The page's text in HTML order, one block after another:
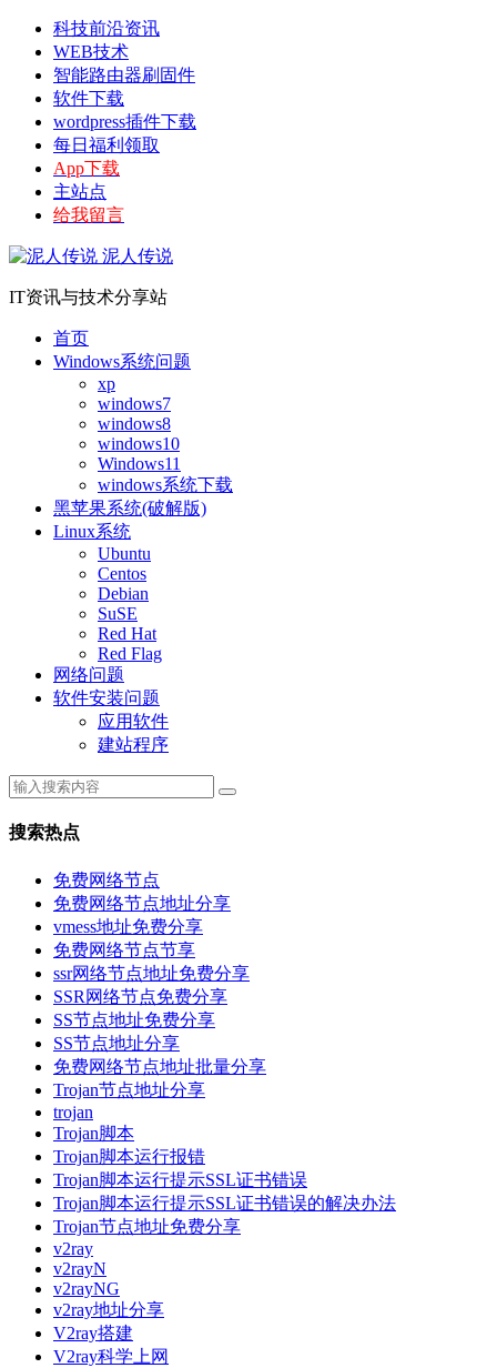
科技前沿资讯
WEB技术
智能路由器刷固件
软件下载
wordpress插件下载
每日福利领取
App下载
主站点
给我留言
泥人传说
IT资讯与技术分享站
首页
Windows系统问题
xp
windows7
windows8
windows10
Windows11
windows系统下载
黑苹果系统(破解版)
Linux系统
Ubuntu
Centos
Debian
SuSE
Red Hat
Red Flag
网络问题
软件安装问题
应用软件
建站程序
搜索热点
免费网络节点
免费网络节点地址分享
vmess地址免费分享
免费网络节点节享
ssr网络节点地址免费分享
SSR网络节点免费分享
SS节点地址免费分享
SS节点地址分享
免费网络节点地址批量分享
Trojan节点地址分享
trojan
Trojan脚本
Trojan脚本运行报错
Trojan脚本运行提示SSL证书错误
Trojan脚本运行提示SSL证书错误的解决办法
Trojan节点地址免费分享
v2ray
v2rayN
v2rayNG
v2ray地址分享
V2ray搭建
V2ray科学上网